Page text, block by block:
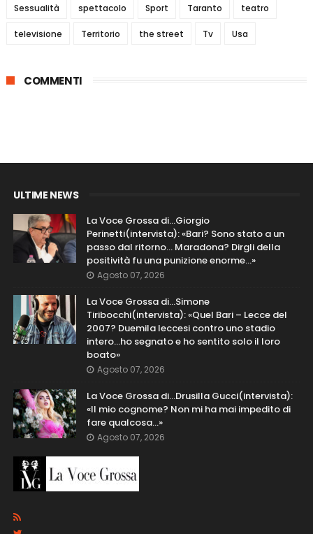
Sessualità spettacolo Sport Taranto teatro
televisione Territorio the street Tv Usa
COMMENTI
ULTIME NEWS
La Voce Grossa di…Giorgio
Perinetti(intervista): «Bari? Sono stato a un
passo dal ritorno... Maradona? Dirgli della
positività fu una punizione enorme…»
Agosto 07, 2026
La Voce Grossa di…Simone
Tiribocchi(intervista): «Quel Bari – Lecce del
2007? Duemila leccesi contro uno stadio
intero...ho segnato e ho sentito solo il loro
boato»
Agosto 07, 2026
La Voce Grossa di…Drusilla Gucci(intervista):
«Il mio cognome? Non mi ha mai impedito di
fare qualcosa…»
Agosto 07, 2026